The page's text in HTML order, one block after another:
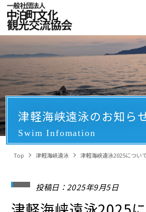
津軽海峡遠泳のお知ら
Swim Infomation
Top 津軽海峡遠泳 津軽海峡遠泳2025につい
投稿日：2025年9月5日